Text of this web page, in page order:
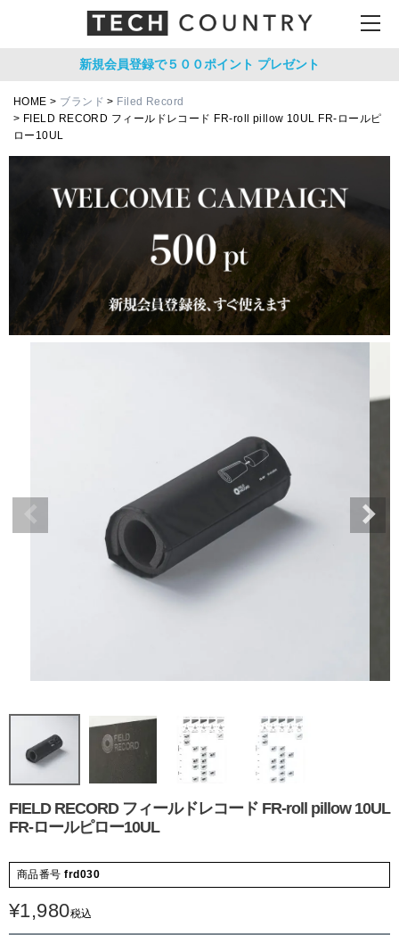
新規会員登録で５００ポイント プレゼント
HOME ブランド
Filed Record
FIELD RECORD フィールドレコード FR-roll pillow 10UL FR-ロールピ
ロー10UL
FIELD RECORD フィールドレコード FR-roll pillow 10UL
FR-ロールピロー10UL
商品番号 frd030
¥1,980税込